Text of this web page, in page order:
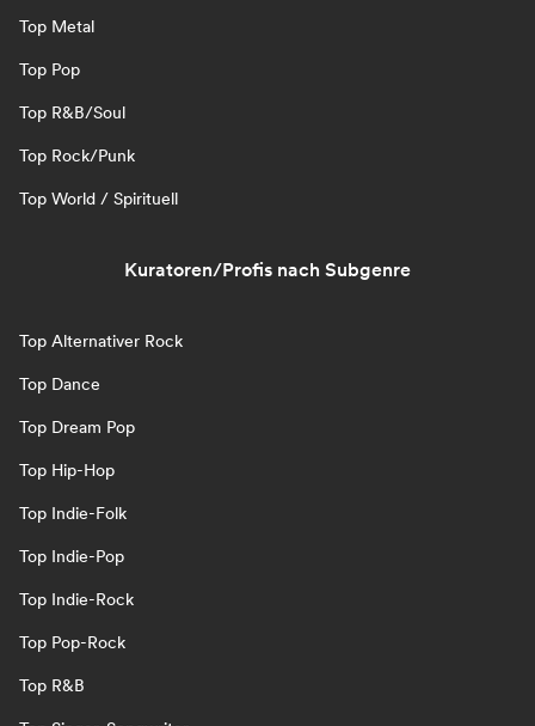
Top Metal
Top Pop
Top R&B/Soul
Top Rock/Punk
Top World / Spirituell
Kuratoren/Profis nach Subgenre
Top Alternativer Rock
Top Dance
Top Dream Pop
Top Hip-Hop
Top Indie-Folk
Top Indie-Pop
Top Indie-Rock
Top Pop-Rock
Top R&B